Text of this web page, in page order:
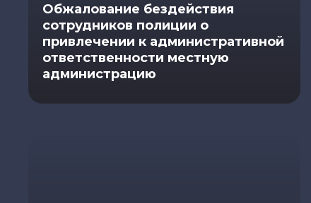
Обжалование бездействия
сотрудников полиции о
привлечении к административной
ответственности местную
администрацию